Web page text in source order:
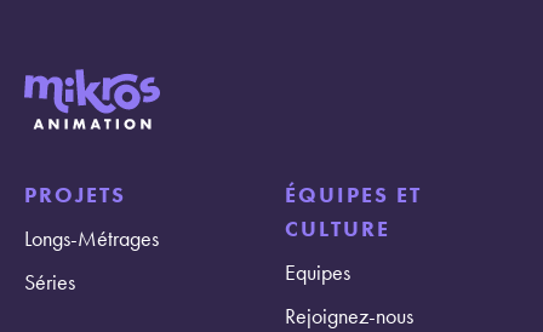
PROJETS
Longs-Métrages
Séries
ÉQUIPES ET
CULTURE
Equipes
Rejoignez-nous